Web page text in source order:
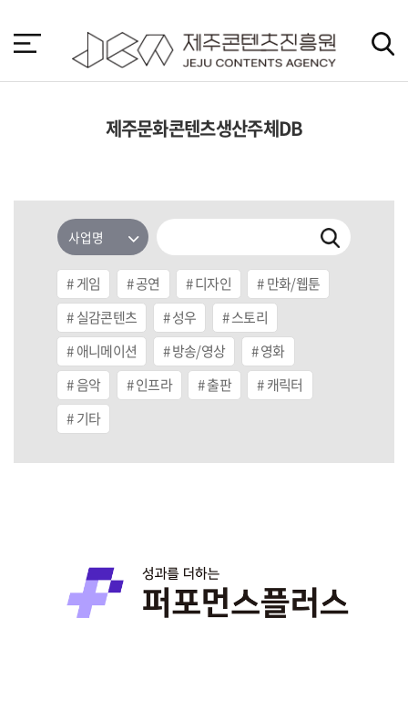
바
가
제주문화콘텐츠생산주체DB
게임 공연 디자인
만화/웹툰
실감콘텐츠
성우
스토리
애니메이션
방송/영상
영화
음악
인프라 출판
캐릭터
기타